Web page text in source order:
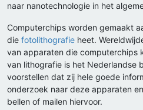
naar nanotechnologie in het
Computerchips worden gemaakt
die fotolithografie heet.
van apparaten die computerchips
van lithografie is het Nederlandse
voorstellen dat zij hele goede
onderzoek naar deze apparaten
bellen of mailen hiervoor.